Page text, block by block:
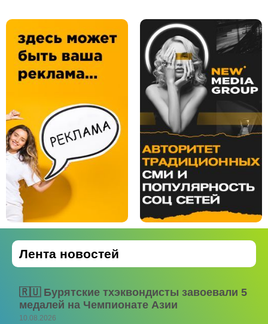
Лента новостей
🇷🇺 Бурятские тхэквондисты завоевали 5
медалей на Чемпионате Азии
10.08.2026